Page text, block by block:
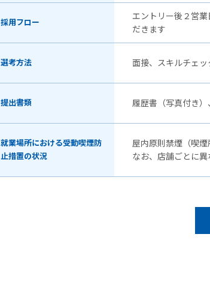
採用フロー
エントリー後２営
だきます
選考方法 面接、スキルチェッ
提出書類 履歴書（写真付き
就業場所における受動喫煙防
止措置の状況
屋内原則禁煙（喫煙
なお、店舗ごとに